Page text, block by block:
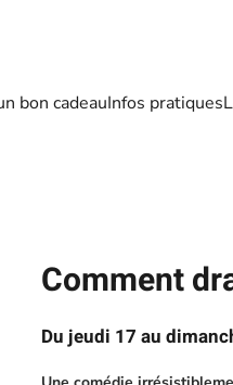
bon cadeauInfos pratiques
Comment
Du jeudi 17 au